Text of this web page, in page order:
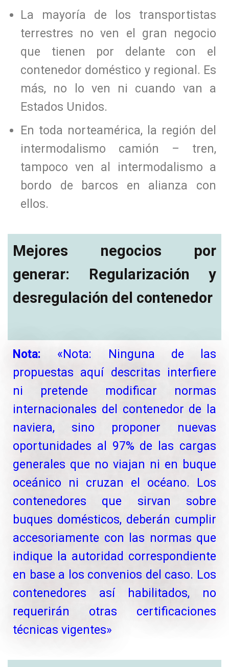
La mayoría de los transportistas
terrestres no ven el gran negocio
que tienen por delante con el
contenedor doméstico y regional. Es
más, no lo ven ni cuando van a
Estados Unidos.
En toda norteamérica, la región del
intermodalismo camión – tren,
tampoco ven al intermodalismo a
bordo de barcos en alianza con
ellos.
Mejores negocios por
generar: Regularización y
desregulación del contenedor
Nota: «Nota: Ninguna de las
propuestas aquí descritas interfiere
ni pretende modificar normas
internacionales del contenedor de la
naviera, sino proponer nuevas
oportunidades al 97% de las cargas
generales que no viajan ni en buque
oceánico ni cruzan el océano. Los
contenedores que sirvan sobre
buques domésticos, deberán cumplir
accesoriamente con las normas que
indique la autoridad correspondiente
en base a los convenios del caso. Los
contenedores así habilitados, no
requerirán otras certificaciones
técnicas vigentes»